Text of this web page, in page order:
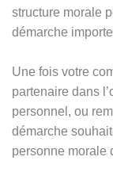
structure morale
démarche
Une fois votre
partenaire dans
personnel, ou
démarche
personne morale